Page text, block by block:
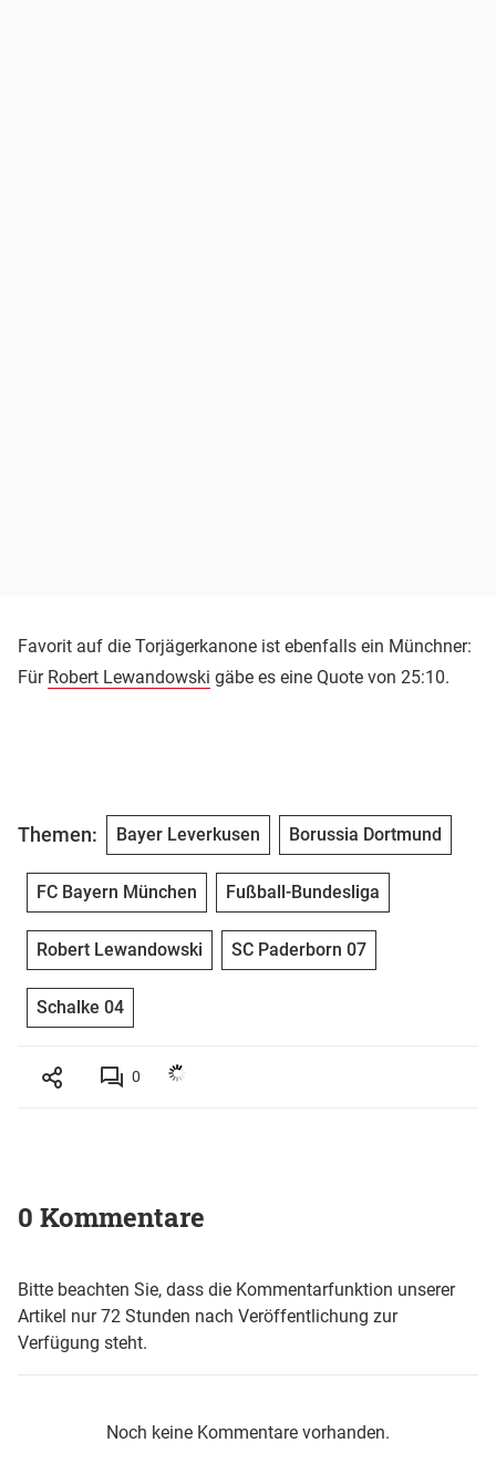
Favorit auf die Torjägerkanone ist ebenfalls ein Münchner:
Für Robert Lewandowski gäbe es eine Quote von 25:10.
Themen: Bayer Leverkusen Borussia Dortmund
FC Bayern München Fußball-Bundesliga
Robert Lewandowski SC Paderborn 07
Schalke 04
0
0 Kommentare
Bitte beachten Sie, dass die Kommentarfunktion unserer
Artikel nur 72 Stunden nach Veröffentlichung zur
Verfügung steht.
Noch keine Kommentare vorhanden.